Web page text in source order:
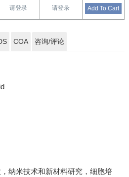
请登录 请登录 Add To Cart
COA 咨询/评论
纳米技术和新材料研究，细胞培